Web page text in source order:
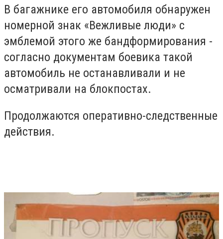
В багажнике его автомобиля обнаружен
номерной знак «Вежливые люди» с
эмблемой этого же бандформирования -
согласно документам боевика такой
автомобиль не останавливали и не
осматривали на блокпостах.
Продолжаются оперативно-следственные
действия.